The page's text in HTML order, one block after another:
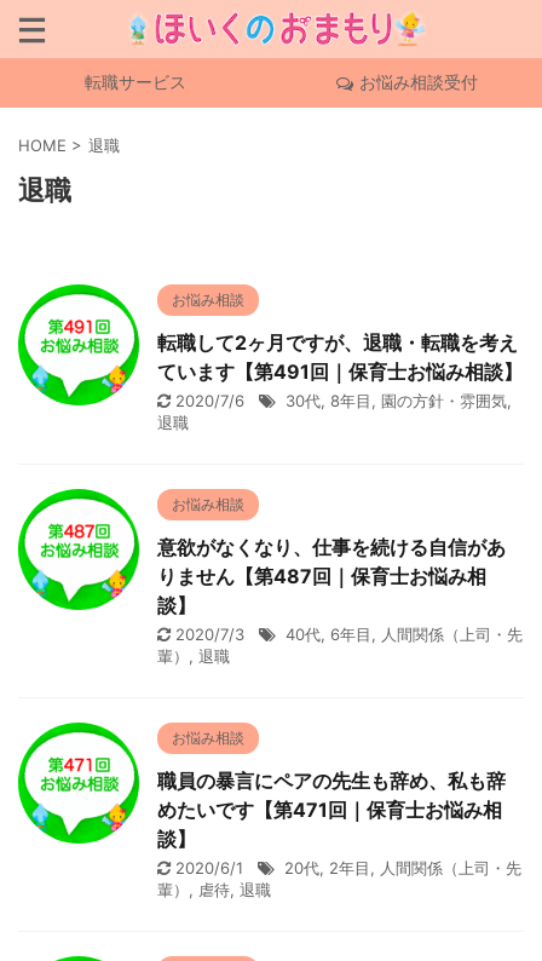
転職サービス お悩み相談受付
HOME > 退職
退職
お悩み相談
転職して2ヶ月ですが、退職・転職を考え
ています【第491回｜保育士お悩み相談】
2020/7/6 30代, 8年目, 園の方針・雰囲気,
退職
お悩み相談
意欲がなくなり、仕事を続ける自信があ
りません【第487回｜保育士お悩み相
談】
2020/7/3 40代, 6年目, 人間関係（上司・先
輩） , 退職
お悩み相談
職員の暴言にペアの先生も辞め、私も辞
めたいです【第471回｜保育士お悩み相
談】
2020/6/1 20代, 2年目, 人間関係（上司・先
輩） , 虐待, 退職